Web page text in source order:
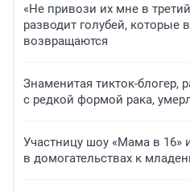
«Не привози их мне в
разводит голубей, которые
возвращаются
Знаменитая тикток-блогер,
с редкой формой рака,
Участницу шоу «Мама в 16»
в домогательствах к